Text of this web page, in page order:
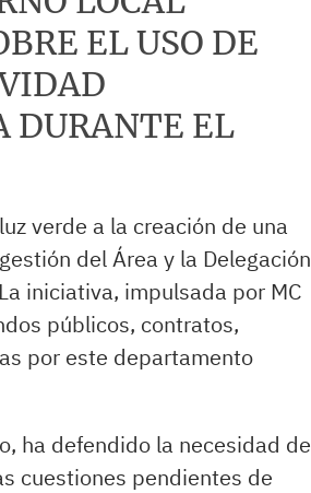
EL USO DE
DURANTE EL
verde a la creación de una
del Área y la Delegación
iniciativa, impulsada por MC
públicos, contratos,
por este departamento
ha defendido la necesidad de
cuestiones pendientes de